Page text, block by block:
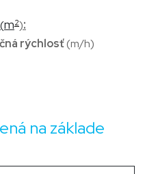
(m2):
rýchlosť(m/h)
na základe